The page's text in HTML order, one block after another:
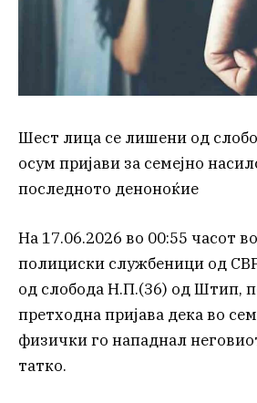
Шест лица се лишени од
осум пријави за семејно
последното деноноќие
На 17.06.2026 во 00:55 часот
полициски службеници од
од слобода Н.П.(36) од Штип,
претходна пријава дека во
физички го нападнал
татко.